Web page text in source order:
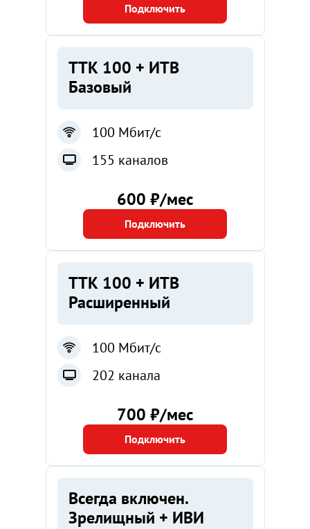
Подключить
ТТК 100 + ИТВ
Базовый
100 Мбит/с
155 каналов
600 ₽/мес
Подключить
ТТК 100 + ИТВ
Расширенный
100 Мбит/с
202 канала
700 ₽/мес
Подключить
Всегда включен.
Зрелищный + ИВИ